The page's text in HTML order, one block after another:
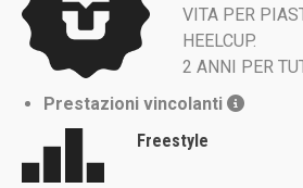
VITA PER
HEELCUP.
2 ANNI PER
Prestazioni vincolanti
Freestyle